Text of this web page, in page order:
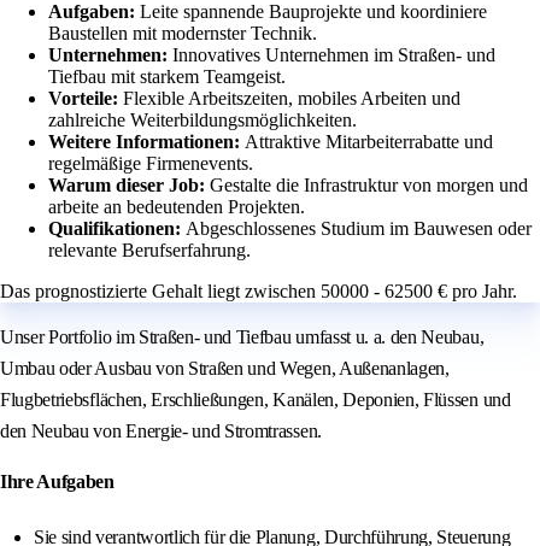
Aufgaben: Leite spannende Bauprojekte und koordiniere
Baustellen mit modernster Technik.
Unternehmen: Innovatives Unternehmen im Straßen- und
Tiefbau mit starkem Teamgeist.
Vorteile: Flexible Arbeitszeiten, mobiles Arbeiten und
zahlreiche Weiterbildungsmöglichkeiten.
Weitere Informationen: Attraktive Mitarbeiterrabatte und
regelmäßige Firmenevents.
Warum dieser Job: Gestalte die Infrastruktur von morgen und
arbeite an bedeutenden Projekten.
Qualifikationen: Abgeschlossenes Studium im Bauwesen oder
relevante Berufserfahrung.
Das prognostizierte Gehalt liegt zwischen 50000 - 62500 € pro Jahr.
Unser Portfolio im Straßen- und Tiefbau umfasst u. a. den Neubau,
Umbau oder Ausbau von Straßen und Wegen, Außenanlagen,
Flugbetriebsflächen, Erschließungen, Kanälen, Deponien, Flüssen und
den Neubau von Energie- und Stromtrassen.
Ihre Aufgaben
Sie sind verantwortlich für die Planung, Durchführung, Steuerung